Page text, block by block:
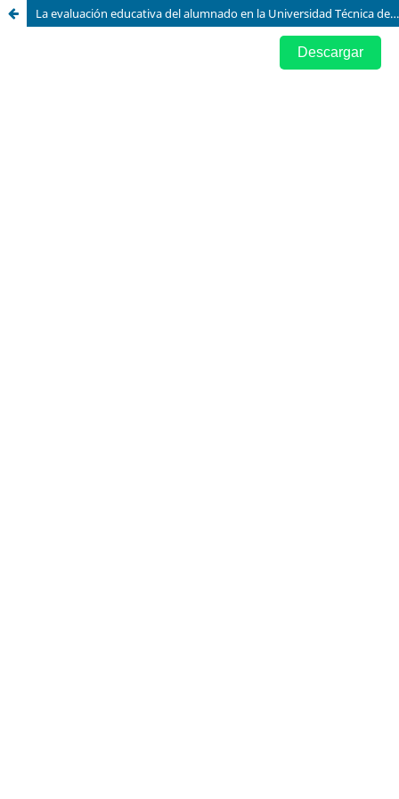
La evaluación educativa del alumnado en la Universidad Técnica de Manabí 2015